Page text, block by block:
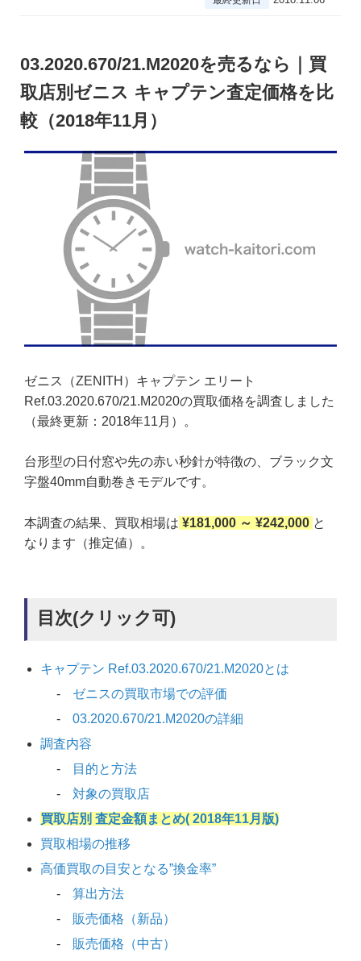
03.2020.670/21.M2020を売るなら｜買
取店別ゼニス キャプテン査定価格を比
較（2018年11月）
ゼニス（ZENITH）キャプテン エリート
Ref.03.2020.670/21.M2020の買取価格を調査しました
（最終更新：2018年11月）。
台形型の日付窓や先の赤い秒針が特徴の、ブラック文
字盤40mm自動巻きモデルです。
本調査の結果、買取相場は ¥181,000 ～ ¥242,000 と
なります（推定値）。
目次(クリック可)
キャプテン Ref.03.2020.670/21.M2020とは
ゼニスの買取市場での評価
03.2020.670/21.M2020の詳細
調査内容
目的と方法
対象の買取店
買取店別 査定金額まとめ( 2018年11月版)
買取相場の推移
高価買取の目安となる”換金率”
算出方法
販売価格（新品）
販売価格（中古）